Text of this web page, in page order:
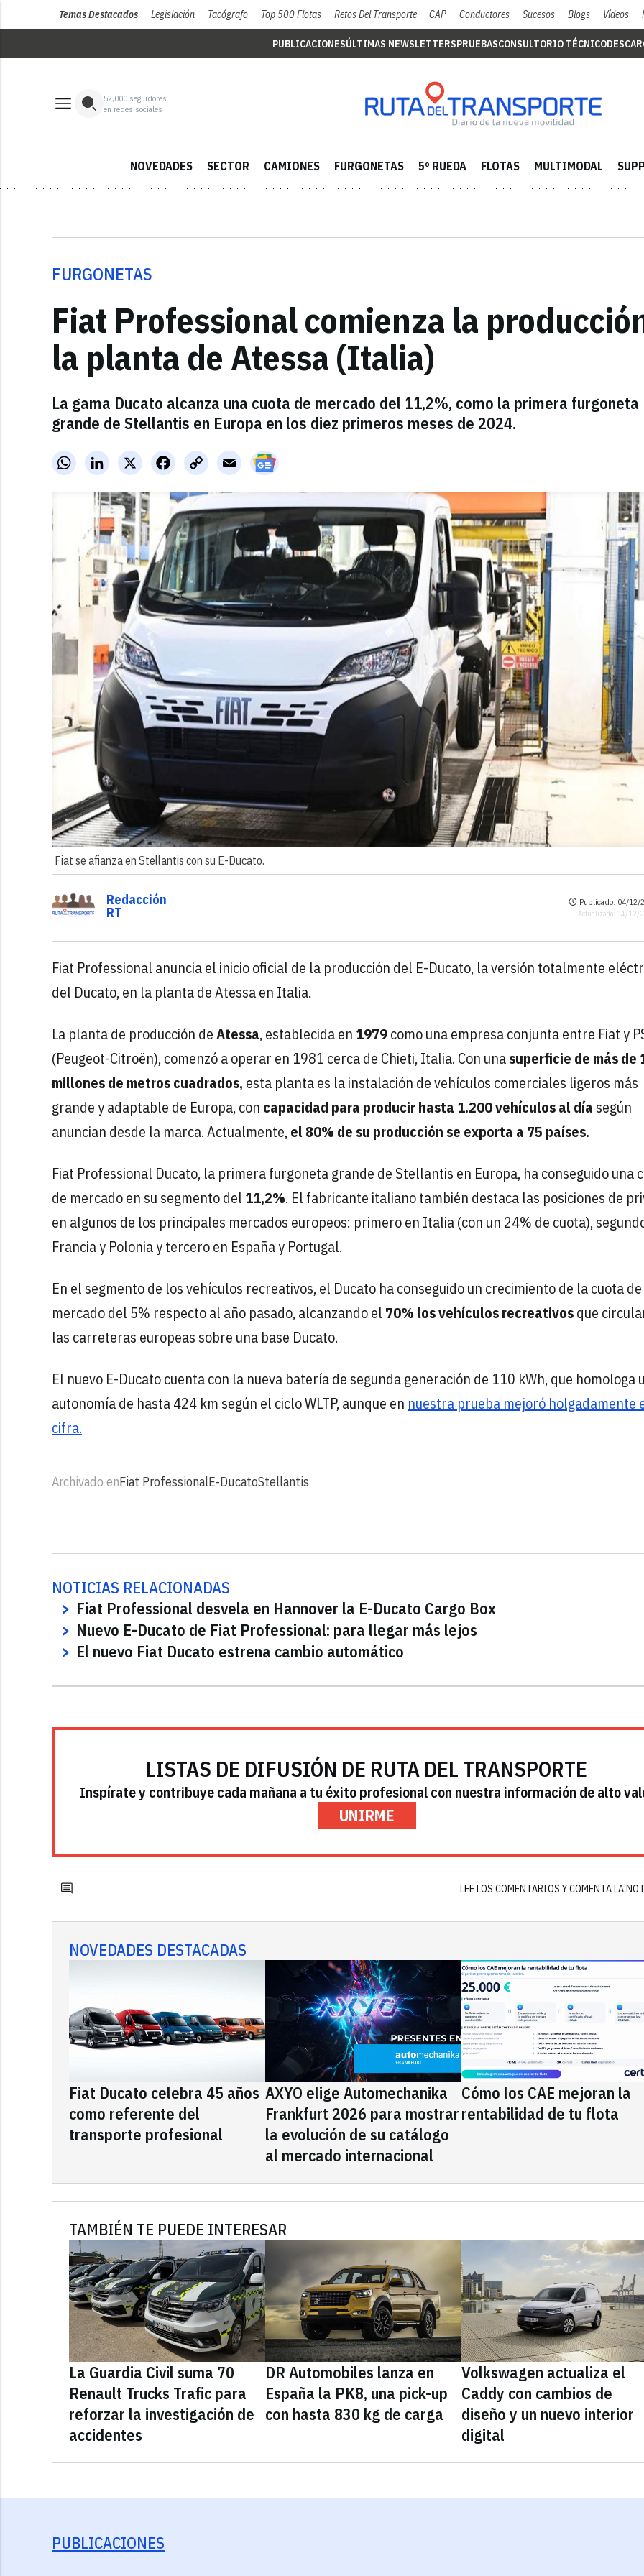
Temas Destacados Legislación Tacógrafo Top 500 Flotas Retos Del Transporte CAP Conductores Sucesos Blogs Vídeos
PUBLICACIONESÚLTIMAS NEWSLETTERSPRUEBASCONSULTORIO TÉCNICO
52,000 seguidores
en redes sociales
NOVEDADES SECTOR CAMIONES FURGONETAS 5º RUEDA FLOTAS MULTIMODAL
FURGONETAS
Fiat Professional comienza la
la planta de Atessa (Italia)
La gama Ducato alcanza una cuota de mercado del 11,2%, como la primera furgoneta
grande de Stellantis en Europa en los diez primeros meses de 2024.
WhatsAppLinkedInX FacebookCopy
Link
Email
Fiat se afianza en Stellantis con su E-Ducato.
Redacción
RT
Publicado: 04/12/
Actualizado: 04/12/
Fiat Professional anuncia el inicio oficial de la producción del E-Ducato, la versión totalmente
del Ducato, en la planta de Atessa en Italia.
La planta de producción deAtessa, establecida en 1979como una empresa conjunta entre Fiat y
(Peugeot-Citroën), comenzó a operar en 1981 cerca de Chieti, Italia. Con unasuperficie de más de
millones de metros cuadrados, esta planta es la instalación de vehículos comerciales ligeros más
grande y adaptable de Europa, con capacidad para producir hasta 1.200 vehículos al día según
anuncian desde la marca. Actualmente,el 80% de su producción se exporta a 75 países.
Fiat Professional Ducato, la primera furgoneta grande de Stellantis en Europa, ha conseguido una
de mercado en su segmento del 11,2%. El fabricante italiano también destaca las posiciones de
en algunos de los principales mercados europeos: primero en Italia (con un 24% de cuota),
Francia y Polonia y tercero en España y Portugal.
En el segmento de los vehículos recreativos, el Ducato ha conseguido un crecimiento de la cuota de
mercado del 5% respecto al año pasado, alcanzando el 70% los vehículos recreativosque
las carreteras europeas sobre una base Ducato.
El nuevo E-Ducato cuenta con la nueva batería de segunda generación de 110 kWh, que homologa
autonomía de hasta 424 km según el ciclo WLTP, aunque en nuestra prueba mejoró holgadamente
cifra.
Archivado enFiat ProfessionalE-DucatoStellantis
NOTICIAS RELACIONADAS
Fiat Professional desvela en Hannover la E-Ducato Cargo Box
Nuevo E-Ducato de Fiat Professional: para llegar más lejos
El nuevo Fiat Ducato estrena cambio automático
LISTAS DE DIFUSIÓN DE RUTA DEL TRANSPORTE
Inspírate y contribuye cada mañana a tu éxito profesional con nuestra información de alto
UNIRME
LEE LOS COMENTARIOS Y COMENTA LA
NOVEDADES DESTACADAS
Fiat Ducato celebra 45 años
como referente del
transporte profesional
AXYO elige Automechanika
Frankfurt 2026 para mostrar
la evolución de su catálogo
al mercado internacional
Cómo los CAE mejoran la
rentabilidad de tu flota
TAMBIÉN TE PUEDE INTERESAR
La Guardia Civil suma 70
Renault Trucks Trafic para
reforzar la investigación de
accidentes
DR Automobiles lanza en
España la PK8, una pick-up
con hasta 830 kg de carga
Volkswagen actualiza el
Caddy con cambios de
diseño y un nuevo interior
digital
PUBLICACIONES